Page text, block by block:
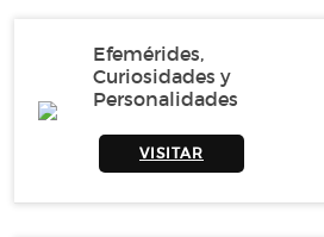
Efemérides,
Curiosidades y
Personalidades
VISITAR